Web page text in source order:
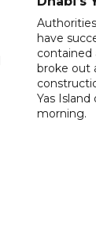
have
contained
broke out
Yas Island
morning.